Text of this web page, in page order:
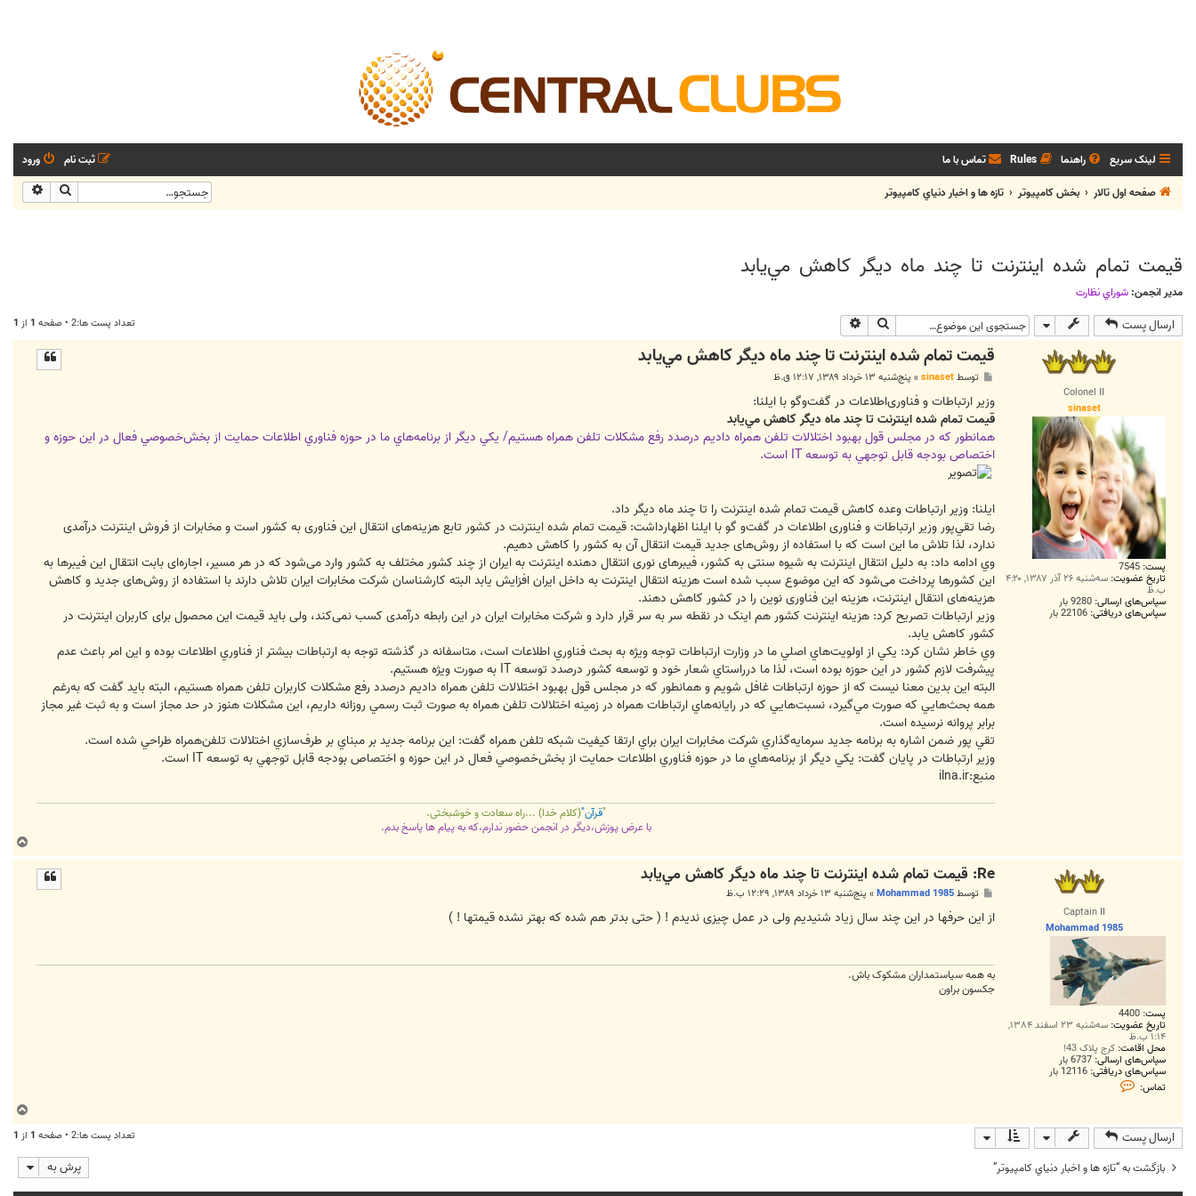
لینک سریع راهنما Rules تماس با ما ورود
ثبت نام
صفحه اول تالار
بخش كامپيوتر تازه ها و اخبار دنياي کامپيوتر جستجو
قيمت تمام شده اينترنت تا چند ماه ديگر كاهش مي‌يابد
مدیر انجمن: شوراي نظارت
ارسال پست جستجو تعداد پست ها:2 • صفحه 1 از 1
Colonel II
sinaset
پست: 7545
تاریخ عضویت: سه‌شنبه ۲۶ آذر ۱۳۸۷, ۴:۲۰
ب.ظ
سپاس‌های ارسالی: 9280 بار
سپاس‌های دریافتی: 22106 بار
قيمت تمام شده اينترنت تا چند ماه ديگر كاهش مي‌يابد
ت
توسطsinaset
» پنج‌شنبه ۱۳ خرداد ۱۳۸۹, ۱۲:۱۷ ق.ظ
وزیر ارتباطات و فناوری‌اطلاعات در گفت‌وگو با ايلنا:
قيمت تمام شده اينترنت تا چند ماه ديگر كاهش مي‌يابد
همانطور كه در مجلس قول بهبود اختلالات تلفن همراه داديم درصدد رفع مشكلات تلفن همراه هستيم/ يكي ديگر از برنامه‌هاي ما در حوزه فناوري اطلاعات حمايت از بخش‌خصوصي فعال در اين حوزه و
اختصاص بودجه قابل توجهي به توسعه IT است.
ایلنا: وزير ارتباطات وعده كاهش قيمت تمام شده اينترنت را تا چند ماه ديگر داد.
رضا تقي‌پور وزیر ارتباطات و فناوری اطلاعات در گفت‌و گو با ايلنا اظهارداشت: قیمت تمام شده اینترنت در کشور تابع هزینه‌های انتقال این فناوری به کشور است و مخابرات از فروش اینترنت درآمدی
ندارد، لذا تلاش ما اين است كه با استفاده از روش‌های جدید قیمت انتقال آن به کشور را کاهش دهیم.
وي ادامه داد: به دلیل انتقال اینترنت به شیوه سنتی به کشور، فیبرهای نوری انتقال دهنده اینترنت به ایران از چند کشور مختلف به کشور وارد می‌شود که در هر مسیر، اجاره‌ای بابت انتقال این فیبرها به
این کشورها پرداخت می‌شود که این موضوع سبب شده است هزینه انتقال اینترنت به داخل ایران افزایش یابد البته کارشناسان شرکت مخابرات ایران تلاش دارند با استفاده از روش‌های جدید و کاهش
هزینه‌های انتقال اینترنت، هزینه این فناوری نوین را در کشور کاهش دهند.
وزیر ارتباطات تصریح کرد: هزینه اینترنت کشور هم اینک در نقطه سر به سر قرار دارد و شرکت مخابرات ایران در این رابطه درآمدی کسب نمی‌کند، ولی باید قیمت این محصول برای کاربران اینترنت در
کشور کاهش یابد.
وي خاطر نشان كرد: يكي از اولويت‌هاي اصلي ما در وزارت ارتباطات توجه ويژه به بحث فناوري اطلاعات است، متاسفانه در گذشته توجه به ارتباطات بيشتر از فناوري اطلاعات بوده و اين امر باعث عدم
پيشرفت لازم كشور در اين حوزه بوده است، لذا ما درراستاي شعار خود و توسعه كشور درصدد توسعه IT به صورت ويژه هستيم.
البته اين بدين معنا نيست كه از حوزه ارتباطات غافل شويم و همانطور كه در مجلس قول بهبود اختلالات تلفن همراه داديم درصدد رفع مشكلات كاربران تلفن همراه هستيم، البته بايد گفت كه به‌رغم
همه بحث‌هايي كه صورت مي‌گيرد، نسبت‌هايي كه در رايانه‌هاي ارتباطات همراه در زمينه اختلالات تلفن همراه به صورت ثبت رسمي روزانه داريم، اين مشكلات هنوز در حد مجاز است و به ثبت غير مجاز
برابر پروانه نرسيده است.
تقي پور ضمن اشاره به برنامه جديد سرمايه‌گذاري شركت مخابرات ايران براي ارتقا كيفيت شبكه تلفن همراه گفت: اين برنامه جديد بر مبناي بر طرف‌سازي اختلالات تلفن‌همراه طراحي شده است.
وزير ارتباطات در پايان گفت: يكي ديگر از برنامه‌هاي ما در حوزه فناوري اطلاعات حمايت از بخش‌خصوصي فعال در اين حوزه و اختصاص بودجه قابل توجهي به توسعه IT است.
منبع:ilna.ir
"قرآن"(کلام خدا) ...راه سعادت و خوشبختی.
با عرض پوزش،دیگر در انجمن حضور ندارم،که به پیام ها پاسخ بدم.
ا
Captain II
Mohammad 1985
پست: 4400
تاریخ عضویت: سه‌شنبه ۲۳ اسفند ۱۳۸۴,
۱:۱۴ ب.ظ
محل اقامت: کرج پلاک 43!
سپاس‌های ارسالی: 6737 بار
سپاس‌های دریافتی: 12116 بار
تماس:
ت
M
o
h
a
m
Re: قيمت تمام شده اينترنت تا چند ماه ديگر كاهش مي‌يابد
ت
توسطMohammad 1985
» پنج‌شنبه ۱۳ خرداد ۱۳۸۹, ۱۲:۲۹ ب.ظ
از این حرفها در این چند سال زیاد شنیدیم ولی در عمل چیزی ندیدم ! ( حتی بدتر هم شده که بهتر نشده قیمتها ! )
به همه سياستمداران مشکوک باش.
جکسون براون
ا
ارسال پست تعداد پست ها:2 • صفحه 1 از 1
بازگشت به “تازه ها و اخبار دنياي کامپيوتر” پرش به